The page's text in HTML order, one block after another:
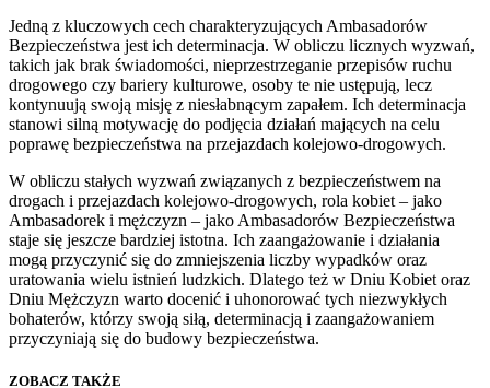
Jedną z kluczowych cech charakteryzujących Ambasadorów
Bezpieczeństwa jest ich determinacja. W obliczu licznych wyzwań,
takich jak brak świadomości, nieprzestrzeganie przepisów ruchu
drogowego czy bariery kulturowe, osoby te nie ustępują, lecz
kontynuują swoją misję z niesłabnącym zapałem. Ich determinacja
stanowi silną motywację do podjęcia działań mających na celu
poprawę bezpieczeństwa na przejazdach kolejowo-drogowych.
W obliczu stałych wyzwań związanych z bezpieczeństwem na
drogach i przejazdach kolejowo-drogowych, rola kobiet – jako
Ambasadorek i mężczyzn – jako Ambasadorów Bezpieczeństwa
staje się jeszcze bardziej istotna. Ich zaangażowanie i działania
mogą przyczynić się do zmniejszenia liczby wypadków oraz
uratowania wielu istnień ludzkich. Dlatego też w Dniu Kobiet oraz
Dniu Mężczyzn warto docenić i uhonorować tych niezwykłych
bohaterów, którzy swoją siłą, determinacją i zaangażowaniem
przyczyniają się do budowy bezpieczeństwa.
ZOBACZ TAKŻE